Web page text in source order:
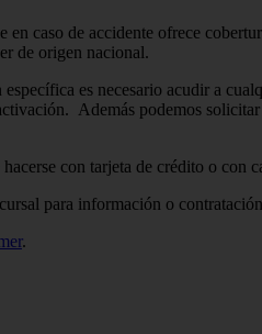
caso de accidente ofrece
de origen nacional.
es necesario acudir a
Además podemos
con tarjeta de crédito o con
para información o
.